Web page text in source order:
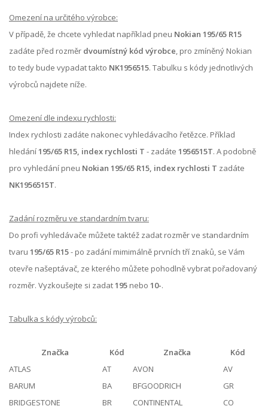
Omezení na určitého výrobce:
V případě, že chcete vyhledat například pneu Nokian 195/65 R15
zadáte před rozměr dvoumístný kód výrobce, pro zmíněný Nokian
to tedy bude vypadat takto NK1956515. Tabulku s kódy jednotlivých
výrobců najdete níže.
Omezení dle indexu rychlosti:
Index rychlosti zadáte nakonec vyhledávacího řetězce. Příklad
hledání195/65 R15, index rychlosti T - zadáte 1956515T. A podobně
pro vyhledání pneu Nokian 195/65 R15, index rychlosti T zadáte
NK1956515T.
Zadání rozměru ve standardním tvaru:
Do profi vyhledávače můžete taktéž zadat rozměr ve standardním
tvaru 195/65 R15- po zadání mimimálně prvních tří znaků, se Vám
otevře našeptávač, ze kterého můžete pohodlně vybrat pořadovaný
rozměr. Vyzkoušejte si zadat195 nebo 10-.
Tabulka s kódy výrobců:
Značka Kód Značka
Kód
ATLAS
AT AVON
AV
BARUM
BA BFGOODRICH
GR
BRIDGESTONE
BR CONTINENTAL
CO